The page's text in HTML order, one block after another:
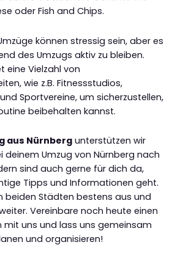
oder Fish and Chips.
können stressig sein, aber es
des Umzugs aktiv zu bleiben.
eine Vielzahl von
wie z.B. Fitnessstudios,
Sportvereine, um sicherzustellen,
beibehalten kannst.
aus Nürnberg unterstützen wir
deinem Umzug von Nürnberg nach
sind auch gerne für dich da,
Tipps und Informationen geht.
beiden Städten bestens aus und
Vereinbare noch heute einen
mit uns und lass uns gemeinsam
und organisieren!